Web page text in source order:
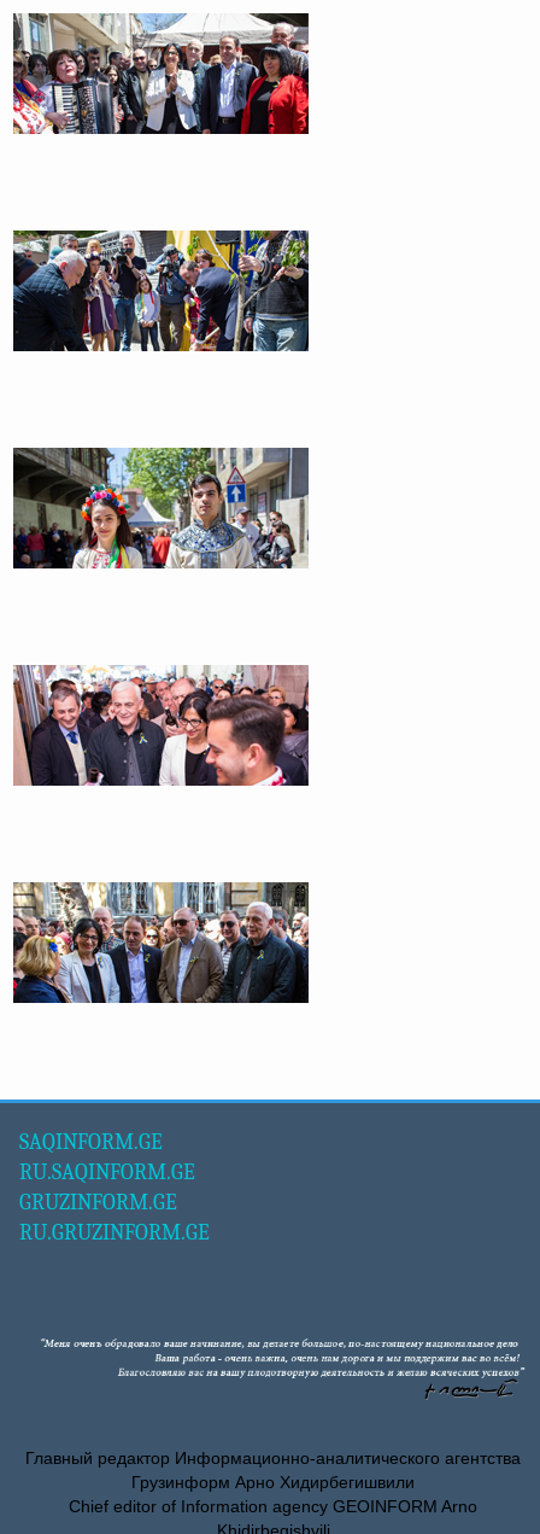
SAQINFORM.GE
RU.SAQINFORM.GE
GRUZINFORM.GE
RU.GRUZINFORM.GE
Главный редактор Информационно-аналитического агентства
Грузинформ Арно Хидирбегишвили
Chief editor of Information agency GEOINFORM Arno
Khidirbegishvili